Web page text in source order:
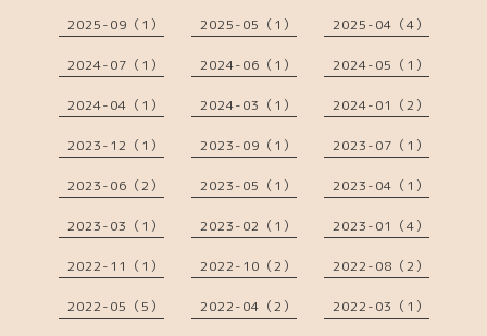
2025-09（1） 2025-05（1） 2025-04（4）
2024-07（1） 2024-06（1） 2024-05（1）
2024-04（1） 2024-03（1） 2024-01（2）
2023-12（1） 2023-09（1） 2023-07（1）
2023-06（2） 2023-05（1） 2023-04（1）
2023-03（1） 2023-02（1） 2023-01（4）
2022-11（1） 2022-10（2） 2022-08（2）
2022-05（5） 2022-04（2） 2022-03（1）